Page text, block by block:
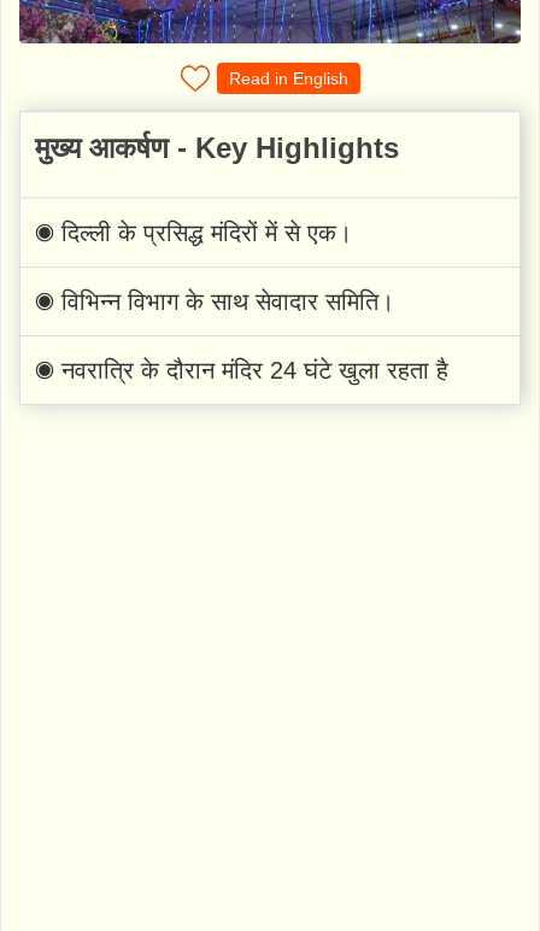
Read in English
मुख्य आकर्षण - Key Highlights
◉ दिल्ली के प्रसिद्ध मंदिरों में से एक।
◉ विभिन्न विभाग के साथ सेवादार समिति।
◉ नवरात्रि के दौरान मंदिर 24 घंटे खुला रहता है